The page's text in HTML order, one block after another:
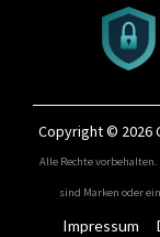
Copyright © 2026
Alle Rechte
sind Marken oder
Impressum